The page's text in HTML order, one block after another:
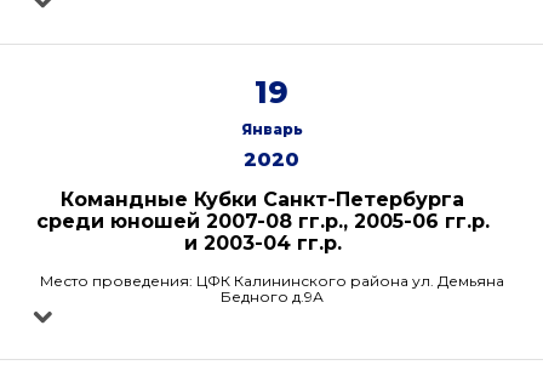
19
Январь
2020
Командные Кубки Санкт-Петербурга
среди юношей 2007-08 гг.р., 2005-06 гг.р.
и 2003-04 гг.р.
Место проведения: ЦФК Калининского района ул. Демьяна
Бедного д.9А